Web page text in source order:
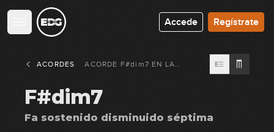
Accede Regístrate
ACORDES ACORDE F#dim7 EN LA
F#dim7
Fa sostenido disminuido séptima